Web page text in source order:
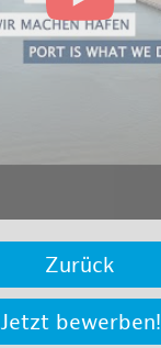
Zurück
Jetzt bewerben!